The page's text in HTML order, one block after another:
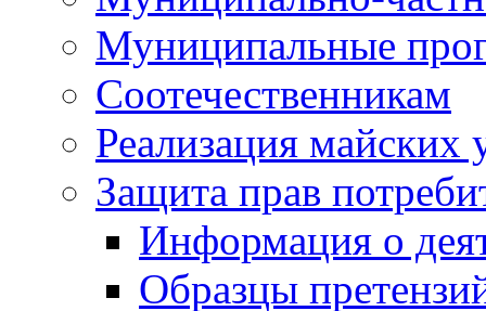
Муниципальные
Соотечественникам
Реализация майских
Защита прав
Информация о
Образцы